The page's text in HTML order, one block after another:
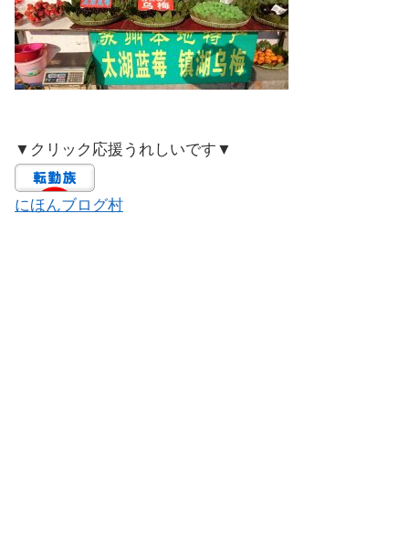
▼クリック応援うれしいです▼
にほんブログ村